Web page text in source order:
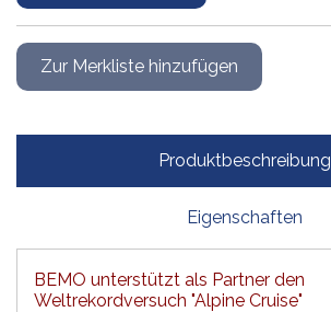
Produktbeschreibung
Eigenschaften
BEMO unterstützt als Partner den
Weltrekordversuch "Alpine Cruise"